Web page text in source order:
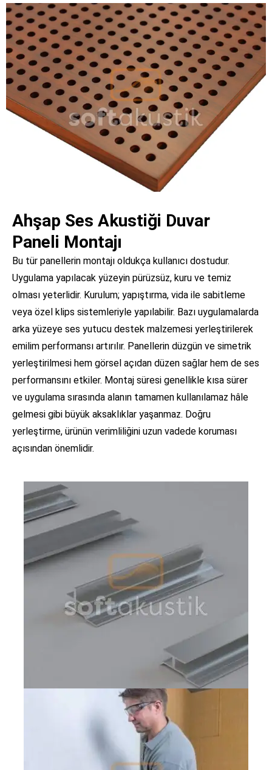
Ahşap Ses Akustiği Duvar
Paneli Montajı
Bu tür panellerin montajı oldukça kullanıcı dostudur.
Uygulama yapılacak yüzeyin pürüzsüz, kuru ve temiz
olması yeterlidir. Kurulum; yapıştırma, vida ile sabitleme
veya özel klips sistemleriyle yapılabilir. Bazı uygulamalarda
arka yüzeye ses yutucu destek malzemesi yerleştirilerek
emilim performansı artırılır. Panellerin düzgün ve simetrik
yerleştirilmesi hem görsel açıdan düzen sağlar hem de ses
performansını etkiler. Montaj süresi genellikle kısa sürer
ve uygulama sırasında alanın tamamen kullanılamaz hâle
gelmesi gibi büyük aksaklıklar yaşanmaz. Doğru
yerleştirme, ürünün verimliliğini uzun vadede koruması
açısından önemlidir.